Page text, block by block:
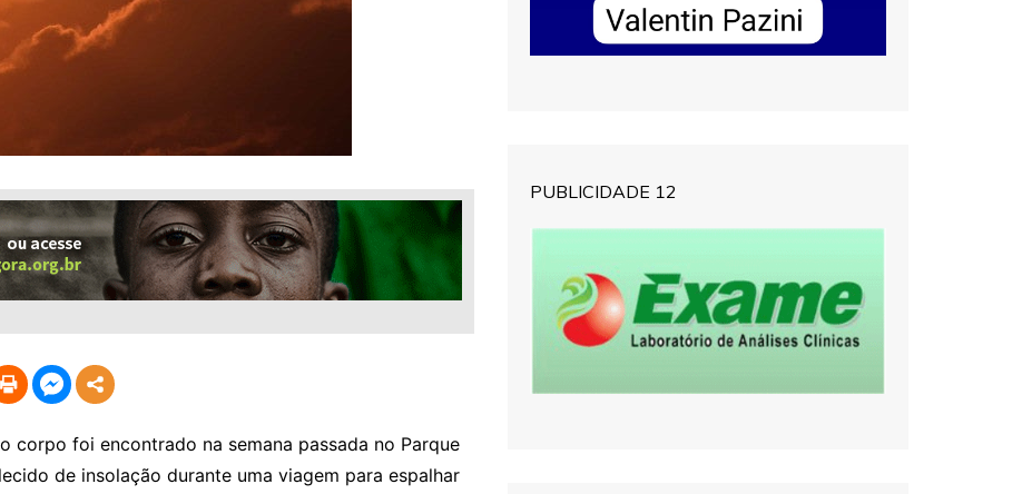
corpo foi encontrado na semana passada no Parque
de insolação durante uma viagem para espalhar
PUBLICIDADE 12